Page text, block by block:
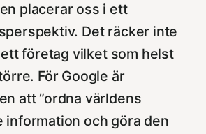
placerar oss i ett
Det räcker inte
företag vilket som helst
För Google är
att ”ordna världens
information och göra den